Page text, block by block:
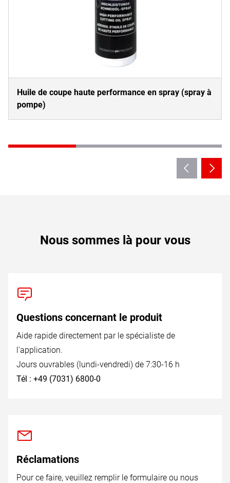
Huile de coupe haute performance en spray (spray à
pompe)
Nous sommes là pour vous
Questions concernant le produit
Aide rapide directement par le spécialiste de
l'application.
Jours ouvrables (lundi-vendredi) de 7:30-16 h
Tél : +49 (7031) 6800-0
Réclamations
Pour ce faire, veuillez remplir le formulaire ou nous